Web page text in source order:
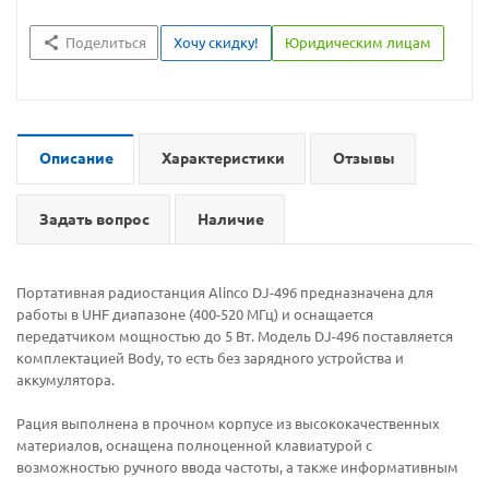
Поделиться Хочу скидку! Юридическим лицам
Описание Характеристики Отзывы
Задать вопрос Наличие
Портативная радиостанция Alinco DJ-496 предназначена для
работы в UHF диапазоне (400-520 МГц) и оснащается
передатчиком мощностью до 5 Вт. Модель DJ-496 поставляется
комплектацией Body, то есть без зарядного устройства и
аккумулятора.
Рация выполнена в прочном корпусе из высококачественных
материалов, оснащена полноценной клавиатурой с
возможностью ручного ввода частоты, а также информативным